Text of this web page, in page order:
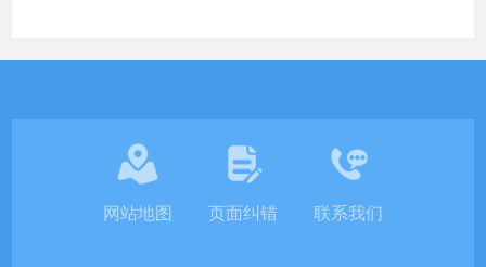
网站地图 页面纠错 联系我们